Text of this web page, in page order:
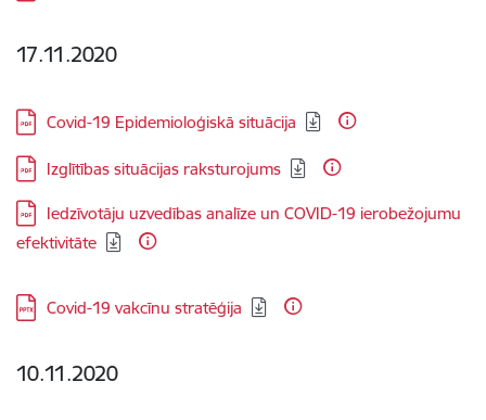
17.11.2020
Lejupielādēt:
Covid-19 Epidemioloģiskā situācija
Lejupielādēt:
Izglītības situācijas raksturojums
Lejupielādēt:
Iedzīvotāju uzvedības analīze un COVID-19 ierobežojumu
efektivitāte
Lejupielādēt:
Covid-19 vakcīnu stratēģija
10.11.2020